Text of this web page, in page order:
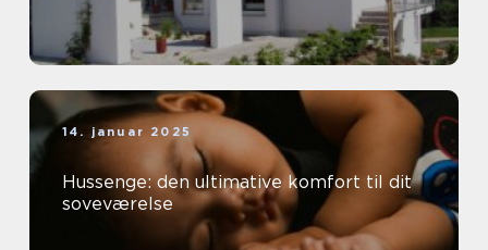
14. januar 2025
Hussenge: den ultimative komfort til dit
soveværelse